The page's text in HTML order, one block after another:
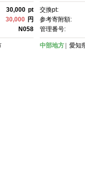
30,000 pt
30,000 円
N058
パック）
交換pt:
参考寄附額:
管理番号:
中部地方 愛知